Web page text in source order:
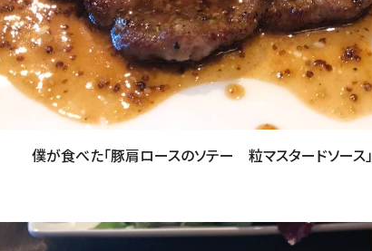
僕が食べた「豚肩ロースのソテー 粒マスタードソース」